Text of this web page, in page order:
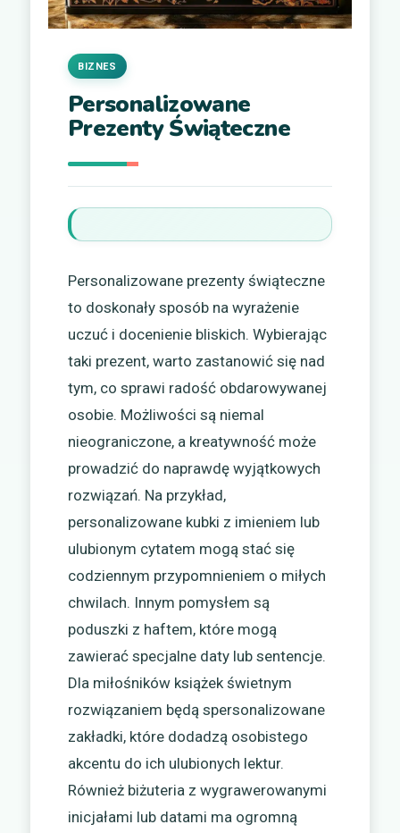
Personalizowane
Prezenty Świąteczne
BIZNES
Personalizowane prezenty świąteczne
to doskonały sposób na wyrażenie
uczuć i docenienie bliskich. Wybierając
taki prezent, warto zastanowić się nad
tym, co sprawi radość obdarowywanej
osobie. Możliwości są niemal
nieograniczone, a kreatywność może
prowadzić do naprawdę wyjątkowych
rozwiązań. Na przykład,
personalizowane kubki z imieniem lub
ulubionym cytatem mogą stać się
codziennym przypomnieniem o miłych
chwilach. Innym pomysłem są
poduszki z haftem, które mogą
zawierać specjalne daty lub sentencje.
Dla miłośników książek świetnym
rozwiązaniem będą spersonalizowane
zakładki, które dodadzą osobistego
akcentu do ich ulubionych lektur.
Również biżuteria z wygrawerowanymi
inicjałami lub datami ma ogromną